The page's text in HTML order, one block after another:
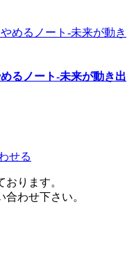
るノート-未来が動き出
せる
ります。
わせ下さい。